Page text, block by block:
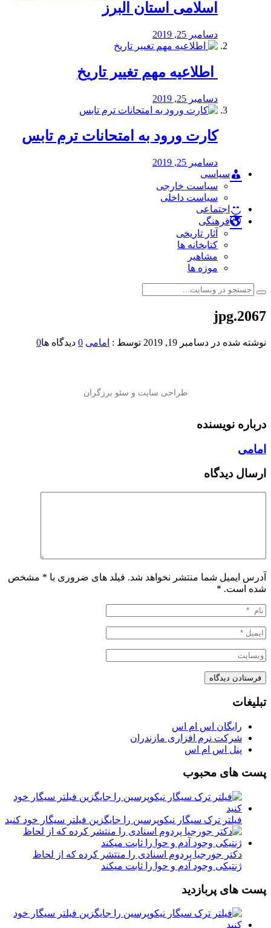
اسلامی استان البرز
دسامبر 25, 2019
️ اطلاعیه مهم تغییر تاریخ
دسامبر 25, 2019
کارت ورود به امتحانات ترم تابس
دسامبر 25, 2019
سیاسی
سیاست خارجی
سیاست داخلی
اجتماعی
فرهنگی
آثار تاریخی
کتابخانه ها
مشاهیر
موزه ها
2067.jpg
نوشته شده در دسامبر 19, 2019 توسط : امامی 0 دیدگاه ها0
درباره نویسنده
امامی
ارسال دیدگاه
آدرس ایمیل شما منتشر نخواهد شد. فیلد های ضروری با * مشخص
شده است. *
تبلیغات
رایگان اس ام اس
شرکت نرم افزاری مازندران
پنل اس ام اس
پست های محبوب
فیلتر ترک سیگار نیکوپرسین را جایگزین فیلتر سیگار خود کنید
دکتر جورجیا پردوم اسنادی را منتشر کرده که از لحاظ
ژنتیکی وجود آدم و حوا را ثابت میکند
پست های پربازدید